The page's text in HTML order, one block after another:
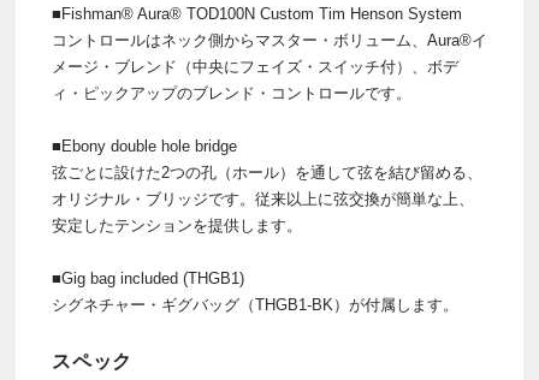
■Fishman® Aura® TOD100N Custom Tim Henson System
コントロールはネック側からマスター・ボリューム、Aura®イ
メージ・ブレンド（中央にフェイズ・スイッチ付）、ボデ
ィ・ピックアップのブレンド・コントロールです。
■Ebony double hole bridge
弦ごとに設けた2つの孔（ホール）を通して弦を結び留める、
オリジナル・ブリッジです。従来以上に弦交換が簡単な上、
安定したテンションを提供します。
■Gig bag included (THGB1)
シグネチャー・ギグバッグ（THGB1-BK）が付属します。
スペック